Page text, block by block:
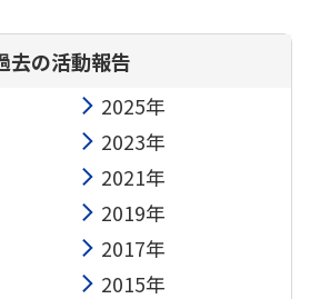
去の活動報告
2025年
2023年
2021年
2019年
2017年
2015年